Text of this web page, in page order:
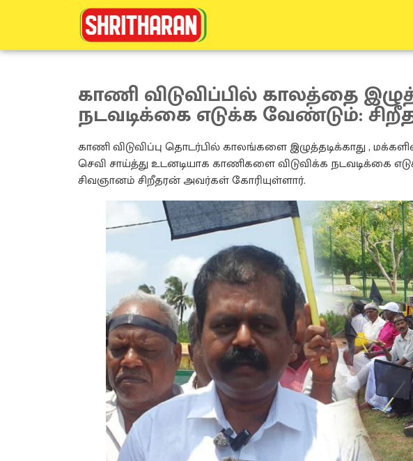
காணி விடுவிப்பில் காலத்தை
நடவடிக்கை எடுக்க வேண்டும்:
காணி விடுவிப்பு தொடர்பில் காலங்களை இழுத்தடிக்காது ,
செவி சாய்த்து உடனடியாக காணிகளை விடுவிக்க நடவடிக்கை
சிவஞானம் சிறீதரன் அவர்கள் கோரியுள்ளார்.